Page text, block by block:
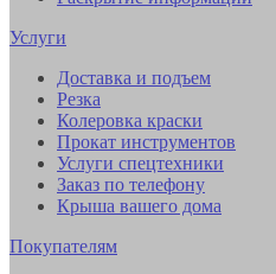
Услуги
Доставка и подъем
Резка
Колеровка краски
Прокат инструментов
Услуги спецтехники
Заказ по телефону
Крыша вашего дома
Покупателям